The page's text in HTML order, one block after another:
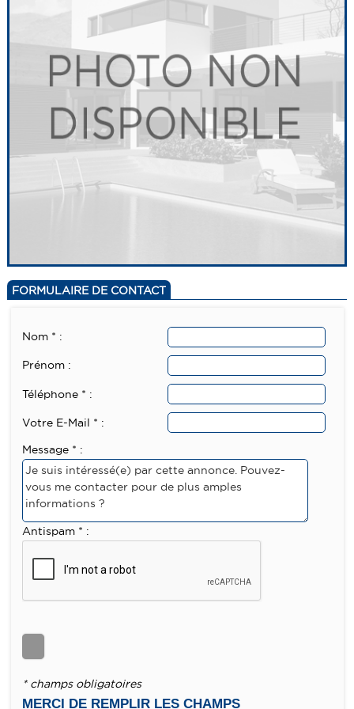
FORMULAIRE DE CONTACT
Nom * :
Prénom :
Téléphone * :
Votre E-Mail * :
Message * :
Antispam * :
* champs obligatoires
MERCI DE REMPLIR LES CHAMPS